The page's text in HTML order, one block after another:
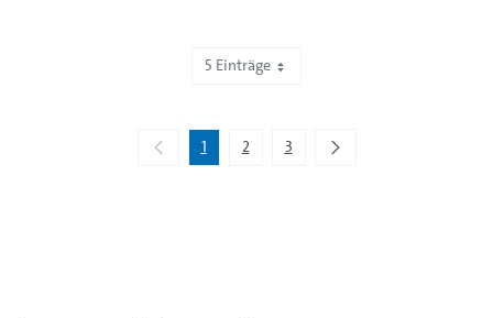
5 Einträge
1 2 3